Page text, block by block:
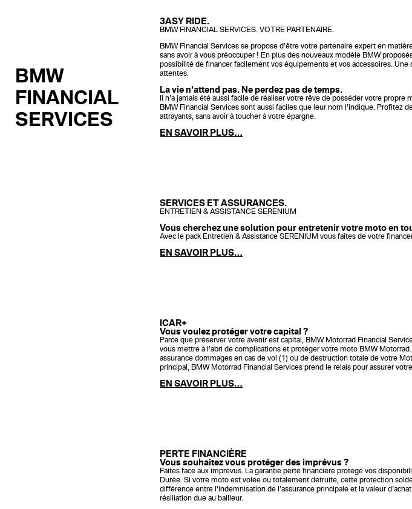
BMW
FINANCIAL
SERVICES
3ASY RIDE.
BMW FINANCIAL SERVICES. VOTRE PARTENAIRE.
BMW Financial Services se propose d’être votre partenaire expert en
sans avoir à vous préoccuper ! En plus des nouveaux modèle BMW
possibilité de financer facilement vos équipements et vos accessoires.
attentes.
La vie n’attend pas. Ne perdez pas de temps.
Il n’a jamais été aussi facile de réaliser votre rêve de posséder votre
BMW Financial Services sont aussi faciles que leur nom l’indique. Profitez
attrayants, sans avoir à toucher à votre épargne.
EN SAVOIR PLUS…
SERVICES ET ASSURANCES.
ENTRETIEN & ASSISTANCE SERENIUM
Vous cherchez une solution pour entretenir votre moto en
Avec le pack Entretien & Assistance SERENIUM vous faites de votre
EN SAVOIR PLUS…
ICAR+
Vous voulez protéger votre capital ?
Parce que préserver votre avenir est capital, BMW Motorrad Financial
vous mettre à l’abri de complications et protéger votre moto BMW
assurance dommages en cas de vol (1) ou de destruction totale de votre
principal, BMW Motorrad Financial Services prend le relais pour assurer
EN SAVOIR PLUS…
PERTE FINANCIÈRE
Vous souhaitez vous protéger des imprévus ?
Faites face aux imprévus. La garantie perte financière protège vos
Durée. Si votre moto est volée ou totalement détruite, cette protection
différence entre l’indemnisation de l’assurance principale et la valeur
résiliation due au bailleur.